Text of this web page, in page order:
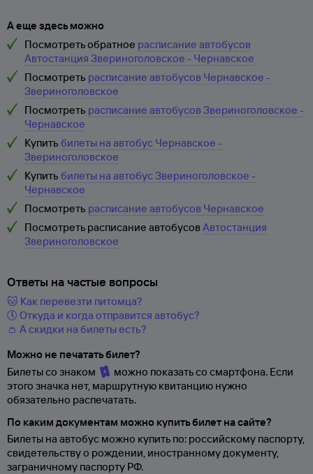
А еще здесь можно
Посмотреть обратное расписание автобусов
Автостанция Звериноголовское - Чернавское
Посмотреть расписание автобусов Чернавское -
Звериноголовское
Посмотреть расписание автобусов Звериноголовское -
Чернавское
Купить билеты на автобус Чернавское -
Звериноголовское
Купить билеты на автобус Звериноголовское -
Чернавское
Посмотреть расписание автобусов Чернавское
Посмотреть расписание автобусовАвтостанция
Звериноголовское
Ответы на частые вопросы
🐱 Как перевезти питомца?
🕔 Откуда и когда отправится автобус?
👛 А скидки на билеты есть?
Можно не печатать билет?
Билеты со знаком
можно показать со смартфона. Если
этого значка нет, маршрутную квитанцию нужно
обязательно распечатать.
По каким документам можно купить билет на сайте?
Билеты на автобус можно купить по: российскому паспорту,
свидетельству о рождении, иностранному документу,
заграничному паспорту РФ.